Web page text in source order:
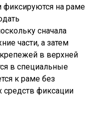
на раме
сначала
части, а затем
в верхней
в специальные
к раме без
средств фиксации